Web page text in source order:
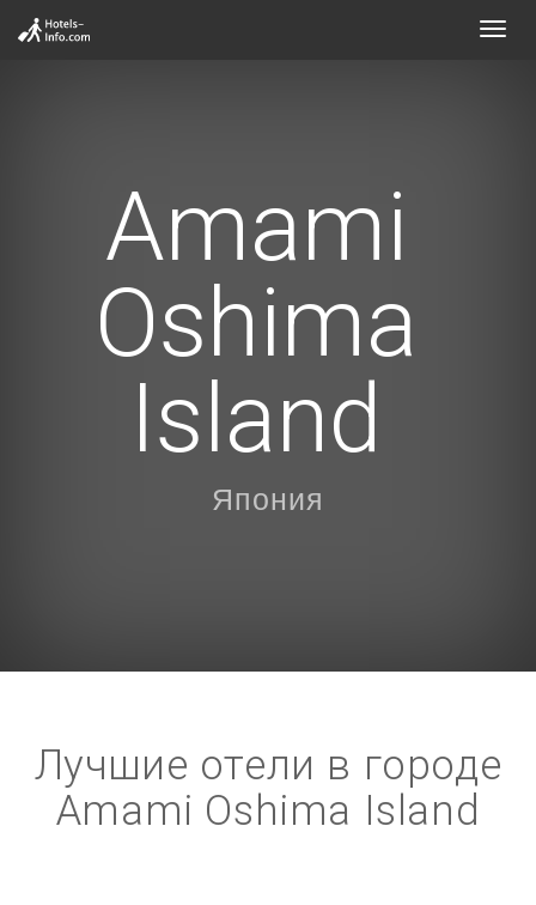
Amami
Oshima
Island
Япония
Лучшие отели в городе
Amami Oshima Island